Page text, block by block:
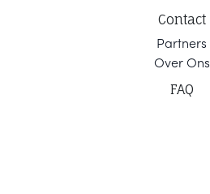
Contact
Partners
Over Ons
FAQ